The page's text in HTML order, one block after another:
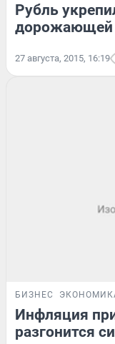
Рубль
дорожающей
27 августа, 2015, 16:19
БИЗНЕС
Инфляция
разгонится